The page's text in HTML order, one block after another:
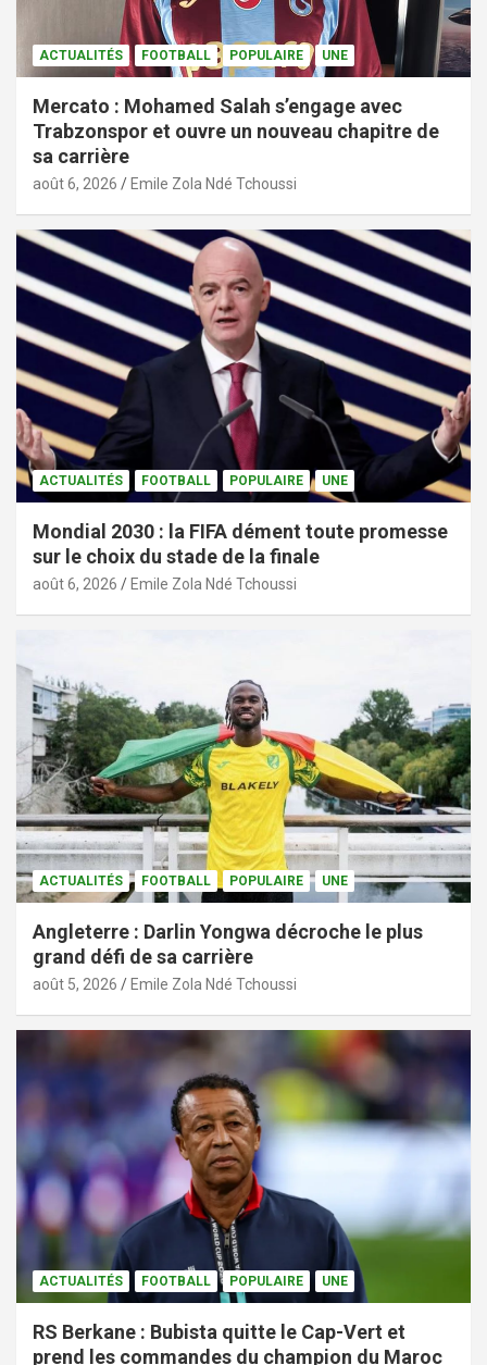
ACTUALITÉS FOOTBALL POPULAIRE UNE
Mercato : Mohamed Salah s’engage avec
Trabzonspor et ouvre un nouveau chapitre de
sa carrière
août 6, 2026 Emile Zola Ndé Tchoussi
ACTUALITÉS FOOTBALL POPULAIRE UNE
Mondial 2030 : la FIFA dément toute promesse
sur le choix du stade de la finale
août 6, 2026 Emile Zola Ndé Tchoussi
ACTUALITÉS FOOTBALL POPULAIRE UNE
Angleterre : Darlin Yongwa décroche le plus
grand défi de sa carrière
août 5, 2026 Emile Zola Ndé Tchoussi
ACTUALITÉS FOOTBALL POPULAIRE UNE
RS Berkane : Bubista quitte le Cap-Vert et
prend les commandes du champion du Maroc